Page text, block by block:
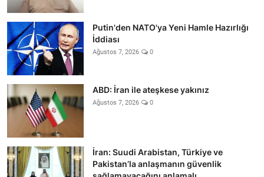
Putin'den NATO'ya Yeni Hamle Hazırlığı
İddiası
Ağustos 7, 2026 0
ABD: İran ile ateşkese yakınız
Ağustos 7, 2026 0
İran: Suudi Arabistan, Türkiye ve
Pakistan’la anlaşmanın güvenlik